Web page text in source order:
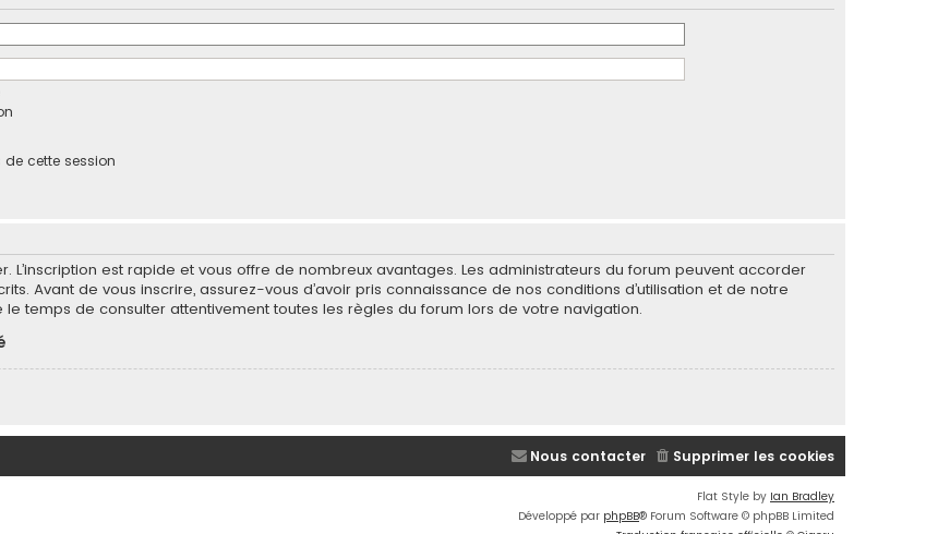
cette session
L’inscription est rapide et vous offre de nombreux avantages. Les administrateurs du forum peuvent accorder
Avant de vous inscrire, assurez-vous d’avoir pris connaissance de nos conditions d’utilisation et de notre
temps de consulter attentivement toutes les règles du forum lors de votre navigation.
Supprimer les cookies
Nous contacter
Flat Style by Ian Bradley
Développé par phpBB® Forum Software © phpBB Limited